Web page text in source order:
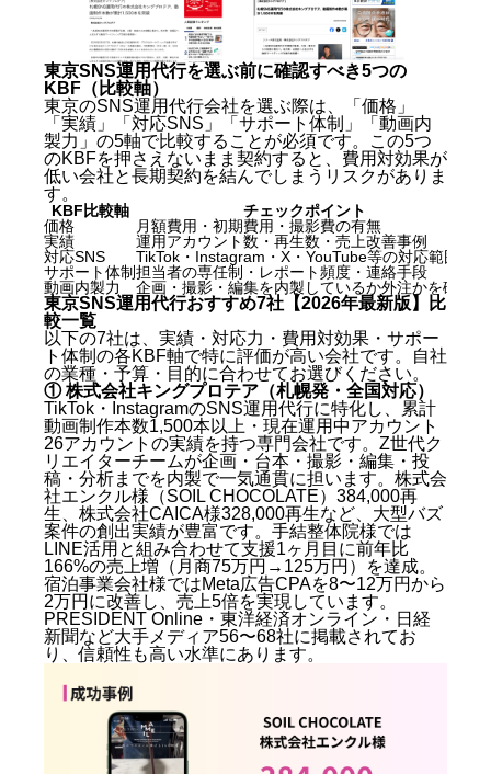
東京SNS運用代行を選ぶ前に確認すべき5つの
KBF（比較軸）
東京のSNS運用代行会社を選ぶ際は、「価格」
「実績」「対応SNS」「サポート体制」「動画内
製力」の5軸で比較することが必須です。この5つ
のKBFを押さえないまま契約すると、費用対効果が
低い会社と長期契約を結んでしまうリスクがありま
す。
KBF比較軸
チェックポイント
価格
月額費用・初期費用・撮影費の有無
実績
運用アカウント数・再生数・売上改善事例
対応SNS
TikTok・Instagram・X・YouTube等の対応範囲
サポート体制担当者の専任制・レポート頻度・連絡手段
動画内製力
企画・撮影・編集を内製しているか外注かを確認
東京SNS運用代行おすすめ7社【2026年最新版】比
較一覧
以下の7社は、実績・対応力・費用対効果・サポー
ト体制の各KBF軸で特に評価が高い会社です。自社
の業種・予算・目的に合わせてお選びください。
① 株式会社キングプロテア（札幌発・全国対応）
TikTok・InstagramのSNS運用代行に特化し、累計
動画制作本数1,500本以上・現在運用中アカウント
26アカウントの実績を持つ専門会社です。Z世代ク
リエイターチームが企画・台本・撮影・編集・投
稿・分析までを内製で一気通貫に担います。株式会
社エンクル様（SOIL CHOCOLATE）384,000再
生、株式会社CAICA様328,000再生など、大型バズ
案件の創出実績が豊富です。手結整体院様では
LINE活用と組み合わせて支援1ヶ月目に前年比
166%の売上増（月商75万円→125万円）を達成。
宿泊事業会社様ではMeta広告CPAを8〜12万円から
2万円に改善し、売上5倍を実現しています。
PRESIDENT Online・東洋経済オンライン・日経
新聞など大手メディア56〜68社に掲載されてお
り、信頼性も高い水準にあります。